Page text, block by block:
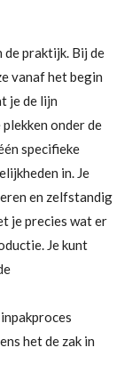
praktijk. Bij de
vanaf het begin
je de lijn
onder de
specifieke
in. Je
en zelfstandig
je precies wat er
Je kunt
het de zak in